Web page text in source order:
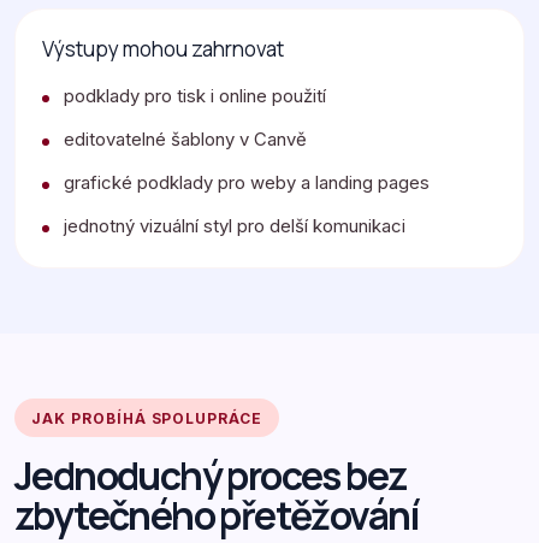
Výstupy mohou zahrnovat
podklady pro tisk i online použití
editovatelné šablony v Canvě
grafické podklady pro weby a landing pages
jednotný vizuální styl pro delší komunikaci
JAK PROBÍHÁ SPOLUPRÁCE
Jednoduchý proces bez
zbytečného přetěžování